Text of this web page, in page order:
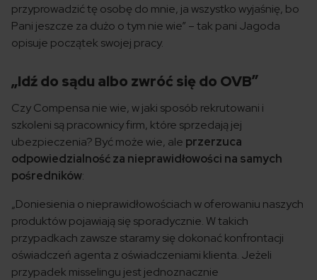
przyprowadzić tę osobę do mnie, ja wszystko wyjaśnię, bo
Pani jeszcze za dużo o tym nie wie” – tak pani Jagoda
opisuje początek swojej pracy.
„Idź do sądu albo zwróć się do OVB”
Czy Compensa nie wie, w jaki sposób rekrutowani i
szkoleni są pracownicy firm, które sprzedają jej
ubezpieczenia? Być może wie, ale przerzuca
odpowiedzialność za nieprawidłowości na samych
pośredników:
„Doniesienia o nieprawidłowościach w oferowaniu naszych
produktów pojawiają się sporadycznie. W takich
przypadkach zawsze staramy się dokonać konfrontacji
oświadczeń agenta z oświadczeniami klienta. Jeżeli
przypadek misselingu jest jednoznacznie